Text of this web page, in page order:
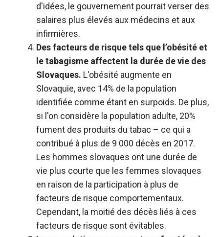
d'idées, le gouvernement pourrait verser des
salaires plus élevés aux médecins et aux
infirmières.
Des facteurs de risque tels que l’obésité et
le tabagisme affectent la durée de vie des
Slovaques. L'obésité augmente en
Slovaquie, avec 14% de la population
identifiée comme étant en surpoids. De plus,
si l'on considère la population adulte, 20%
fument des produits du tabac – ce qui a
contribué à plus de 9 000 décès en 2017.
Les hommes slovaques ont une durée de
vie plus courte que les femmes slovaques
en raison de la participation à plus de
facteurs de risque comportementaux.
Cependant, la moitié des décès liés à ces
facteurs de risque sont évitables.